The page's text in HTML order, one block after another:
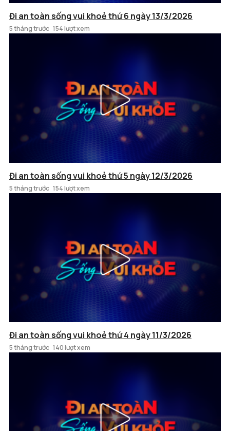
Đi an toàn sống vui khoẻ thứ 6 ngày 13/3/2026
5 tháng trước 154 lượt xem
Đi an toàn sống vui khoẻ thứ 5 ngày 12/3/2026
5 tháng trước 154 lượt xem
Đi an toàn sống vui khoẻ thứ 4 ngày 11/3/2026
5 tháng trước 140 lượt xem